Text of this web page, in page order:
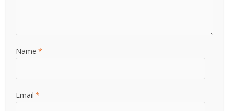
Name *
Email *